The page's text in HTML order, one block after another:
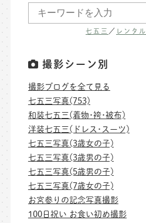
七五三 ／ レンタル
撮影シーン別
撮影ブログを全て見る
七五三写真(753)
和装七五三(着物･袴･被布)
洋装七五三(ドレス･スーツ)
七五三写真(3歳女の子)
七五三写真(3歳男の子)
七五三写真(5歳男の子)
七五三写真(7歳女の子)
お宮参りの記念写真撮影
100日祝い お食い初め撮影